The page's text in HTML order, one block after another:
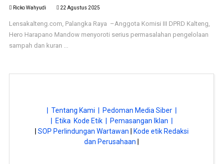
Ricko Wahyudi 22 Agustus 2025
Lensakalteng.com, Palangka Raya –Anggota Komisi III DPRD Kalteng,
Hero Harapano Mandow menyoroti serius permasalahan pengelolaan
sampah dan kuran ...
| Tentang Kami |
Pedoman Media Siber |
| Etika Kode Etik |
Pemasangan Iklan |
SOP Perlindungan Wartawan
Kode etik Redaksi
dan Perusahaan